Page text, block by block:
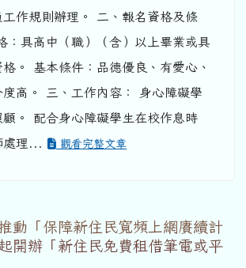
作規則辦理。 二、報名資格及條
：具高中（職）（含）以上畢業或具
格。 基本條件：品德優良、有愛心、
度高。 三、工作內容： 身心障礙學
顧。 配合身心障礙學生在校作息時
處理...
觀看完整文章
動「保障新住民寬頻上網賡續計
開辦「新住民免費租借筆電或平